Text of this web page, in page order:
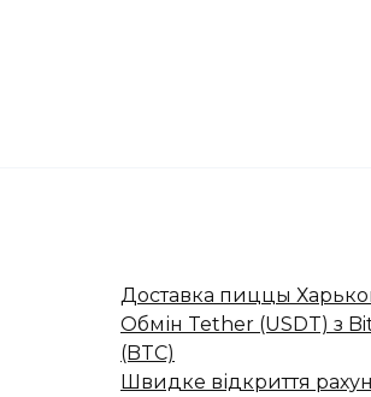
Доставка пиццы
Обмін Tether (USDT) з
(BTC)
Швидке відкриття